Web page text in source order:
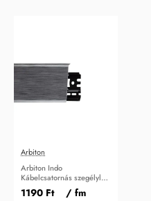
Arbiton
Arbiton Indo
Kábelcsatornás szegélyléc
Alumínium
1190 Ft / fm